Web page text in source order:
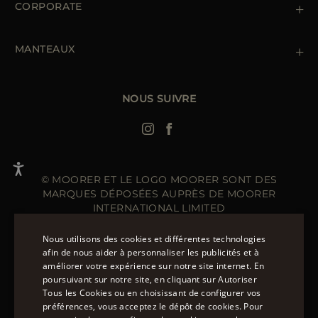
Gestion des cookies
Déclaration d'accessibilité
CORPORATE
MANTEAUX
Doudoune Hiver HommeNOUS SUIVRE
© MOORER ET LE LOGO MOORER SONT DES
MARQUES DÉPOSÉES AUPRÈS DE MOORER
INTERNATIONAL LIMITED
STREET, STREET, SOMERSET BA16 0EQ, ROYAUME UNI.
SOCIÉTÉ ENREGISTRÉE EN ANGLETERRE - NUMÉRO
D'INSCRIPTION : 141015
SITE GÉRÉ PAR THE LEVEL GROUP S.R.L
PLUS DE 20 MÉTHODES DE PAIEMENT SUR
ENGLISH
ITALIAN
Nous utilisons des cookies et différentes technologies
afin de nous aider à personnaliser les publicités et à
améliorer votre expérience sur notre site internet. En
poursuivant sur notre site, en cliquant sur Autoriser
Tous les Cookies ou en choisissant de configurer vos
préférences, vous acceptez le dépôt de cookies. Pour